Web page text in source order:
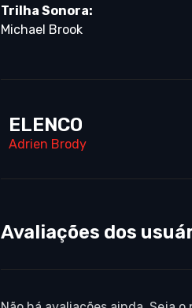
Trilha Sonora:
Michael Brook
ELENCO
Adrien Brody
Avaliações dos